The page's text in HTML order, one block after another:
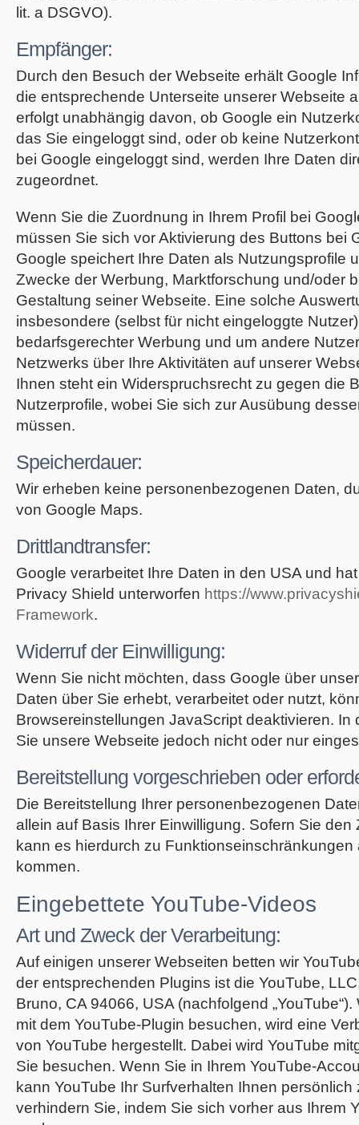
lit. a DSGVO).
Empfänger:
Durch den Besuch der Webseite erhält Google
die entsprechende Unterseite unserer Webseite
erfolgt unabhängig davon, ob Google ein
das Sie eingeloggt sind, oder ob keine
bei Google eingeloggt sind, werden Ihre Daten
zugeordnet.
Wenn Sie die Zuordnung in Ihrem Profil bei
müssen Sie sich vor Aktivierung des Buttons bei
Google speichert Ihre Daten als Nutzungsprofile
Zwecke der Werbung, Marktforschung und/oder
Gestaltung seiner Webseite. Eine solche
insbesondere (selbst für nicht eingeloggte
bedarfsgerechter Werbung und um andere
Netzwerks über Ihre Aktivitäten auf unserer
Ihnen steht ein Widerspruchsrecht zu gegen die
Nutzerprofile, wobei Sie sich zur Ausübung
müssen.
Speicherdauer:
Wir erheben keine personenbezogenen Daten,
von Google Maps.
Drittlandtransfer:
Google verarbeitet Ihre Daten in den USA und
Privacy Shield unterworfen https://
Framework.
Widerruf der Einwilligung:
Wenn Sie nicht möchten, dass Google über
Daten über Sie erhebt, verarbeitet oder nutzt,
Browsereinstellungen JavaScript deaktivieren. In
Sie unsere Webseite jedoch nicht oder nur
Bereitstellung vorgeschrieben oder
Die Bereitstellung Ihrer personenbezogenen
allein auf Basis Ihrer Einwilligung. Sofern Sie den
kann es hierdurch zu Funktionseinschränkungen
kommen.
Eingebettete YouTube-Videos
Art und Zweck der Verarbeitung:
Auf einigen unserer Webseiten betten wir
der entsprechenden Plugins ist die YouTube,
Bruno, CA 94066, USA (nachfolgend
mit dem YouTube-Plugin besuchen, wird eine
von YouTube hergestellt. Dabei wird YouTube
Sie besuchen. Wenn Sie in Ihrem YouTube-
kann YouTube Ihr Surfverhalten Ihnen
verhindern Sie, indem Sie sich vorher aus Ihrem